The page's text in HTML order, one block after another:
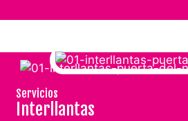
Servicios
Interllantas